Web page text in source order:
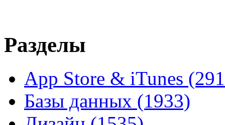
Разделы
App Store & iTunes
Базы данных (1933)